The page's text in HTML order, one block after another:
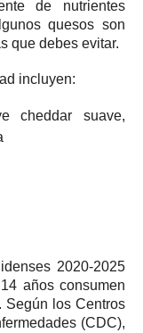
de nutrientes
quesos son
que debes evitar.
incluyen:
cheddar suave,
2020-2025
años consumen
Según los Centros
(CDC),